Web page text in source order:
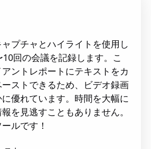
プチャとハイライトを使用し
回の会議を記録します。こ
ントレポートにテキストをカ
ストできるため、ビデオ録画
優れています。時間を大幅に
を見逃すこともありません。
ルです！